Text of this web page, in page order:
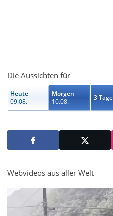
Die Aussichten für
Heute
09.08.
Morgen
10.08.
3 Tage
Webvideos aus aller Welt